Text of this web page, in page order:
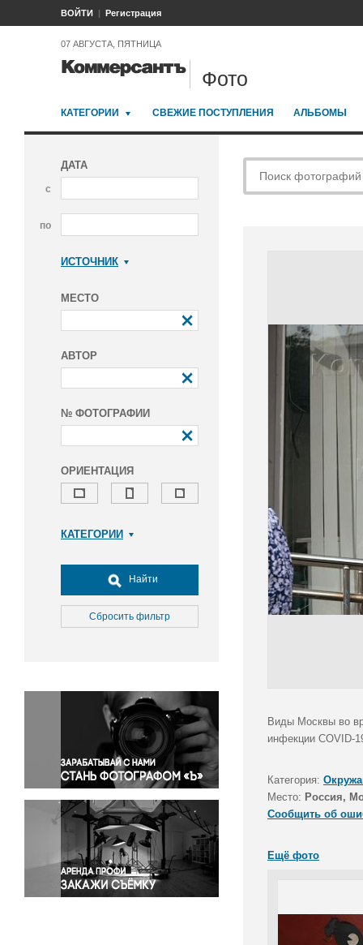
ВОЙТИ Регистрация
07 АВГУСТА, ПЯТНИЦА
Фото
КАТЕГОРИИ СВЕЖИЕ ПОСТУПЛЕНИЯ АЛЬБОМЫ
ДАТА
с
по
ИСТОЧНИК
МЕСТО
АВТОР
№ ФОТОГРАФИИ
ОРИЕНТАЦИЯ
КАТЕГОРИИ
Досуг, туризм и отдых
Культура
Медицина
Окружающая среда
Политика
Правосудие
Происшествия и конфликты
Религия
Светская жизнь
Спорт
Экология
Экономика и бизнес
Найти
Сбросить фильтр
Виды Москвы во
инфекции COVID-
Категория:
Место: Россия,
Сообщить об
Ещё фото